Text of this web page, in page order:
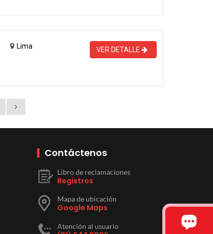
Lima VER DETALLE
Contáctenos
Libro de reclamaciones
Registros
Mapa de ubicación
Google Maps
Atención al usuario